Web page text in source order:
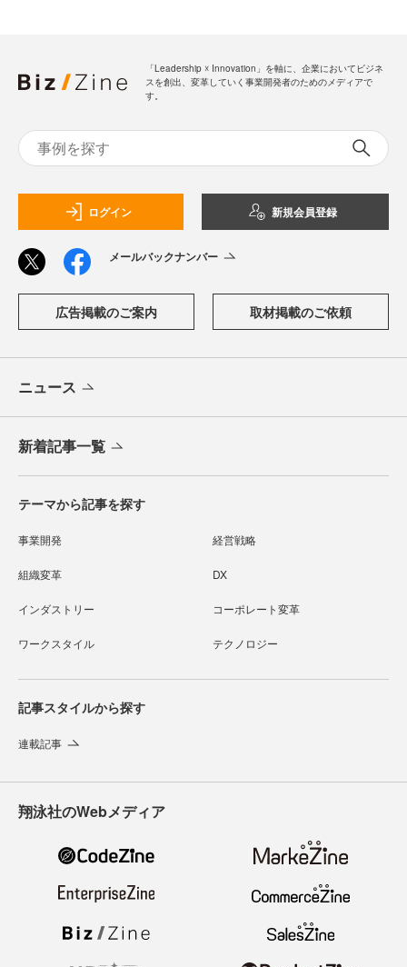
「Leadership ☓ Innovation」を軸に、企業においてビジネ
スを創出、変革していく事業開発者のためのメディアで
す。
ログイン 新規会員登録
メールバックナンバー
広告掲載のご案内 取材掲載のご依頼
ニュース
新着記事一覧
テーマから記事を探す
事業開発 経営戦略
組織変革 DX
インダストリー コーポレート変革
ワークスタイル テクノロジー
記事スタイルから探す
連載記事
翔泳社のWebメディア